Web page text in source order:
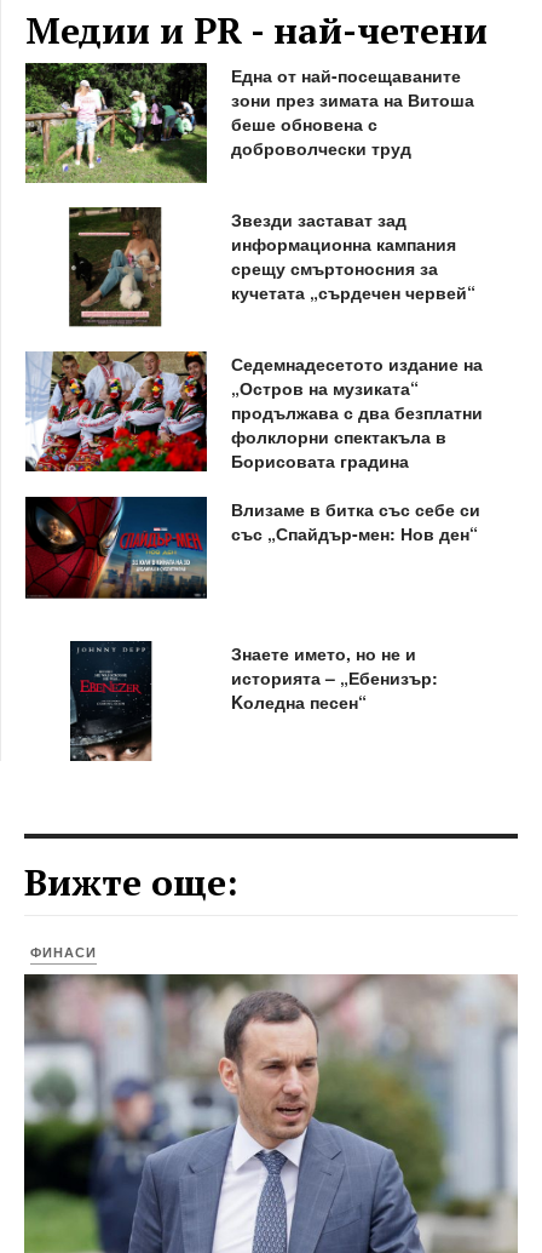
Медии и PR - най-четени
Една от най-посещаваните
зони през зимата на Витоша
беше обновена с
доброволчески труд
Звезди застават зад
информационна кампания
срещу смъртоносния за
кучетата „сърдечен червей“
Седемнадесетото издание на
„Остров на музиката“
продължава с два безплатни
фолклорни спектакъла в
Борисовата градина
Влизаме в битка със себе си
със „Спайдър-мен: Нов ден“
Знаете името, но не и
историята – „Ебенизър:
Kоледна песен“
Вижте още:
ФИНАСИ